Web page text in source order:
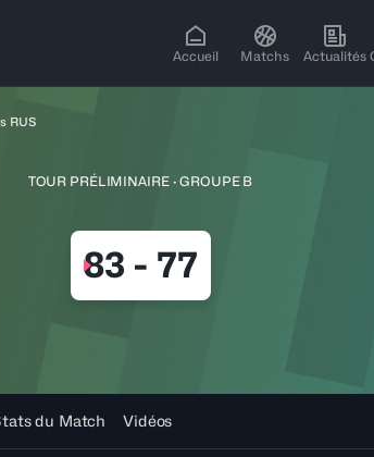
Accueil Matchs Actualités
RUS
TOUR PRÉLIMINAIRE · GROUPE B
83 - 77
du Match Vidéos